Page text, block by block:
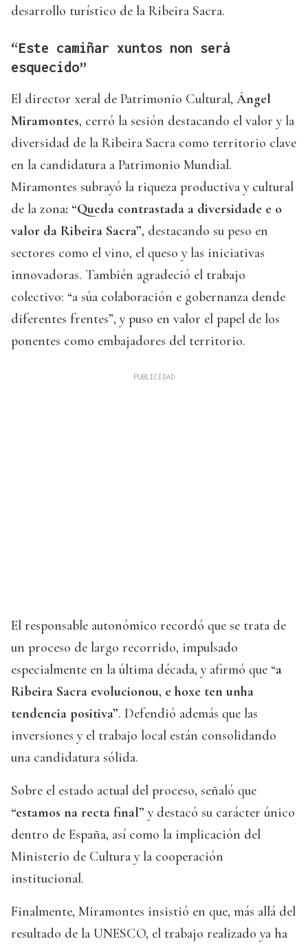
desarrollo turístico de la Ribeira Sacra.
“Este camiñar xuntos non será
esquecido”
El director xeral de Patrimonio Cultural, Ángel
Miramontes, cerró la sesión destacando el valor y la
diversidad de la Ribeira Sacra como territorio clave
en la candidatura a Patrimonio Mundial.
Miramontes subrayó la riqueza productiva y cultural
de la zona: “Queda contrastada a diversidade e o
valor da Ribeira Sacra”, destacando su peso en
sectores como el vino, el queso y las iniciativas
innovadoras. También agradeció el trabajo
colectivo: “a súa colaboración e gobernanza dende
diferentes frentes”, y puso en valor el papel de los
ponentes como embajadores del territorio.
El responsable autonómico recordó que se trata de
un proceso de largo recorrido, impulsado
especialmente en la última década, y afirmó que “a
Ribeira Sacra evolucionou, e hoxe ten unha
tendencia positiva”. Defendió además que las
inversiones y el trabajo local están consolidando
una candidatura sólida.
Sobre el estado actual del proceso, señaló que
“estamos na recta final” y destacó su carácter único
dentro de España, así como la implicación del
Ministerio de Cultura y la cooperación
institucional.
Finalmente, Miramontes insistió en que, más allá del
resultado de la UNESCO, el trabajo realizado ya ha